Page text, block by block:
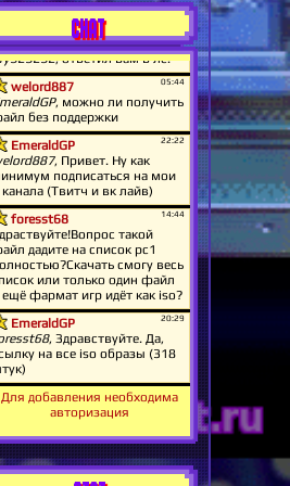
CHAT
Для добавления необходима
авторизация